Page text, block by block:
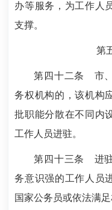
办等服务，为工作人
支撑。
第
第四十二条 市
务权机构的，该机构
批职能分散在不同内
工作人员进驻。
第四十三条 进
务意识强的工作人员
国家公务员或依法满